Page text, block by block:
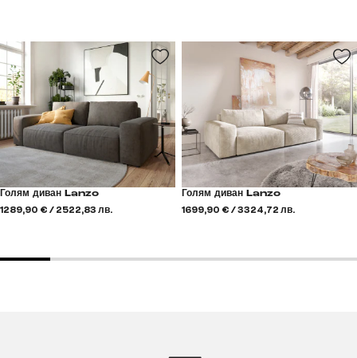
Голям диван Lanzo
1289,90 € / 2522,83 лв.
Голям диван Lanzo
1699,90 € / 3324,72 лв.